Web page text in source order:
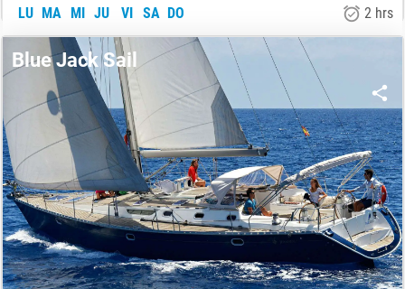
LU MA MI JU VI SA DO 2 hrs
DE: 40
Blue Jack Sail